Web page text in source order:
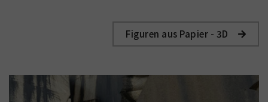
Figuren aus Papier - 3D